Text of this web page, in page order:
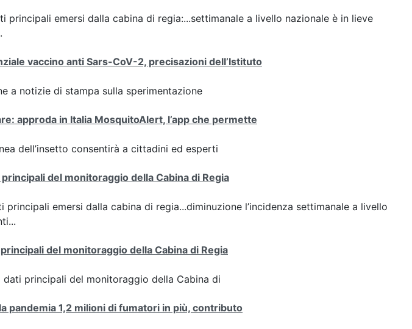
principali emersi dalla cabina di regia:...settimanale a livello nazionale è in lieve
vaccino anti Sars-CoV-2, precisazioni dell’Istituto
a notizie di stampa sulla sperimentazione
approda in Italia MosquitoAlert, l’app che permette
dell’insetto consentirà a cittadini ed esperti
del monitoraggio della Cabina di Regia
principali emersi dalla cabina di regia...diminuzione l’incidenza settimanale a livello
del monitoraggio della Cabina di Regia
dati principali del monitoraggio della Cabina di
pandemia 1,2 milioni di fumatori in più, contributo